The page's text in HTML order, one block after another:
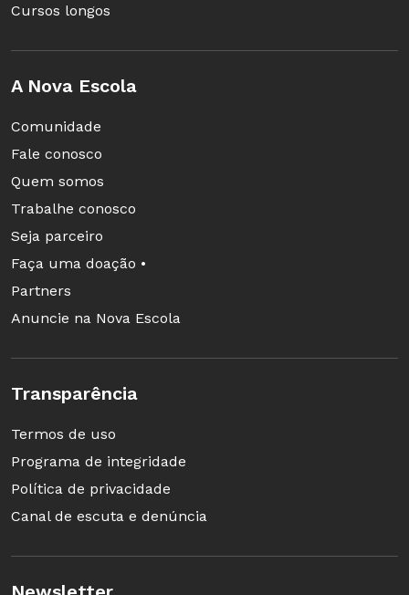
Cursos longos
A Nova Escola
Comunidade
Fale conosco
Quem somos
Trabalhe conosco
Seja parceiro
Faça uma doação •
Partners
Anuncie na Nova Escola
Transparência
Termos de uso
Programa de integridade
Política de privacidade
Canal de escuta e denúncia